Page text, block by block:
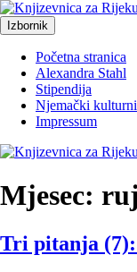
Preskoči
na
sadržaj
Knjizevnica za Rijeku
Just another WordPress
Izbornik
Početna stranica
Alexandra Stahl
Stipendija
Njemački
Impressum
Mjesec:
Tri pitanja